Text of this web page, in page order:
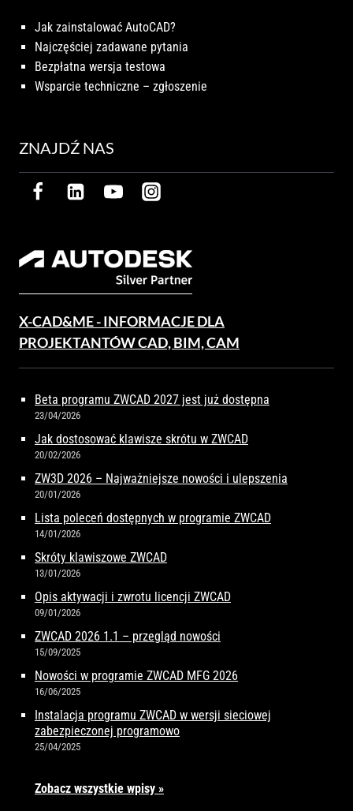
Jak zainstalować AutoCAD?
Najczęściej zadawane pytania
Bezpłatna wersja testowa
Wsparcie techniczne – zgłoszenie
ZNAJDŹ NAS
X-CAD&ME - INFORMACJE DLA
PROJEKTANTÓW CAD, BIM, CAM
Beta programu ZWCAD 2027 jest już dostępna
23/04/2026
Jak dostosować klawisze skrótu w ZWCAD
20/02/2026
ZW3D 2026 – Najważniejsze nowości i ulepszenia
20/01/2026
Lista poleceń dostępnych w programie ZWCAD
14/01/2026
Skróty klawiszowe ZWCAD
13/01/2026
Opis aktywacji i zwrotu licencji ZWCAD
09/01/2026
ZWCAD 2026 1.1 – przegląd nowości
15/09/2025
Nowości w programie ZWCAD MFG 2026
16/06/2025
Instalacja programu ZWCAD w wersji sieciowej
zabezpieczonej programowo
25/04/2025
Zobacz wszystkie wpisy »